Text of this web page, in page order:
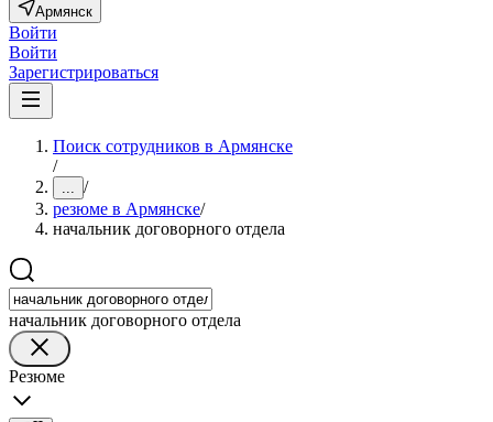
Армянск
Войти
Войти
Зарегистрироваться
Поиск сотрудников в Армянске
/
... /
резюме в Армянске/
начальник договорного отдела
начальник договорного отдела
Резюме